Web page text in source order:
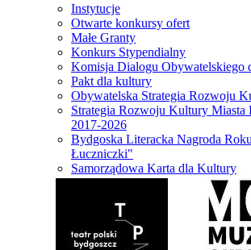
Instytucje
Otwarte konkursy ofert
Małe Granty
Konkurs Stypendialny
Komisja Dialogu Obywatelskiego
Pakt dla kultury
Obywatelska Strategia Rozwoju
Strategia Rozwoju Kultury Miasta
2017-2026
Bydgoska Literacka Nagroda
Łuczniczki"
Samorządowa Karta dla Kultury